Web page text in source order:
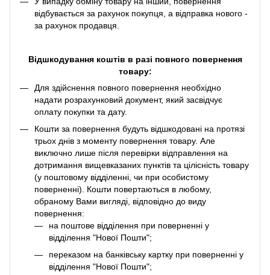
відбувається за рахунок покупця, а відправка нового -
за рахунок продавця.
Відшкодування коштів в разі повного повернення
товару:
Для здійснення повного повернення необхідно
надати розрахунковий документ, який засвідчує
оплату покупки та дату.
Кошти за повернення будуть відшкодовані на протязі
трьох днів з моменту повернення товару. Але
виключно лише після перевірки відправлення на
дотримання вищевказаних пунктів та цілісність товару
(у поштовому відділенні, чи при особистому
поверненні). Кошти повертаються в любому,
обраному Вами вигляді, відповідно до виду
повернення:
на поштове відділення при поверненні у
відділення "Нової Пошти";
переказом на банківську картку при поверненні у
відділення "Нової Пошти";